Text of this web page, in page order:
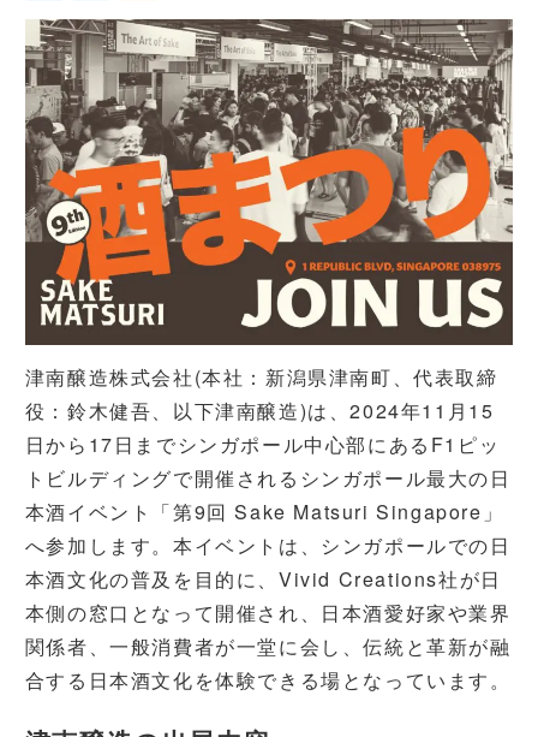
津南醸造株式会社(本社：新潟県津南町、代表取締
役：鈴木健吾、以下津南醸造)は、2024年11月15
日から17日までシンガポール中心部にあるF1ピッ
トビルディングで開催されるシンガポール最大の日
本酒イベント「第9回 Sake Matsuri Singapore」
へ参加します。本イベントは、シンガポールでの日
本酒文化の普及を目的に、Vivid Creations社が日
本側の窓口となって開催され、日本酒愛好家や業界
関係者、一般消費者が一堂に会し、伝統と革新が融
合する日本酒文化を体験できる場となっています。